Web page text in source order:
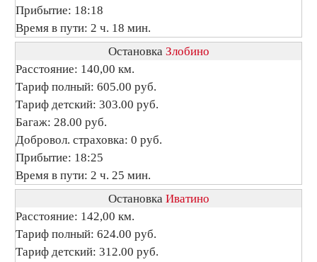
Прибытие: 18:18
Время в пути: 2 ч. 18 мин.
Остановка Злобино
Расстояние: 140,00 км.
Тариф полный: 605.00 руб.
Тариф детский: 303.00 руб.
Багаж: 28.00 руб.
Добровол. страховка: 0 руб.
Прибытие: 18:25
Время в пути: 2 ч. 25 мин.
Остановка Иватино
Расстояние: 142,00 км.
Тариф полный: 624.00 руб.
Тариф детский: 312.00 руб.